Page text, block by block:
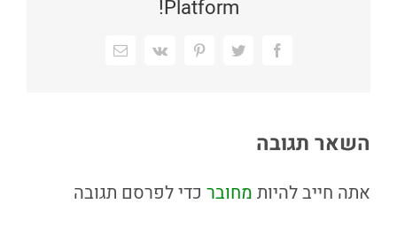
Platform!
Facebook
Twitter
Pinterest
Vk
כתובת
השאר תגובה
אתה חייב להיות מחובר כדי לפרסם תגובה